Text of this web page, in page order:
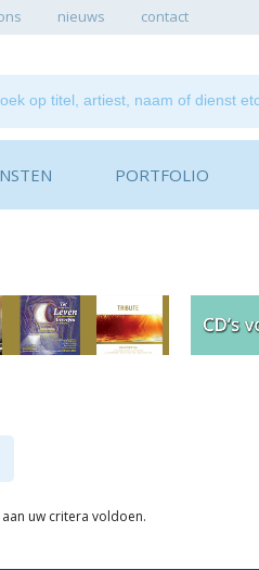
nieuws contact
PORTFOLIO
uw critera voldoen.